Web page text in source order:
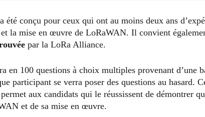
été conçu pour ceux qui ont au moins deux ans
la mise en œuvre de LoRaWAN. Il convient
par la LoRa Alliance.
en 100 questions à choix multiples provenant d’une
participant se verra poser des questions au hasard.
aux candidats qui le réussissent de démontrer
et de sa mise en œuvre.